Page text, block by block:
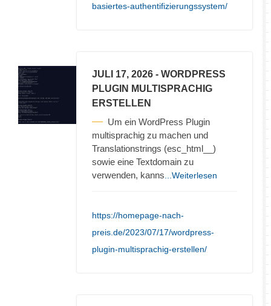
basiertes-authentifizierungssystem/
JULI 17, 2026 - WORDPRESS
PLUGIN MULTISPRACHIG
ERSTELLEN
Um ein WordPress Plugin
multisprachig zu machen und
Translationstrings (esc_html__)
sowie eine Textdomain zu
verwenden, kanns ...Weiterlesen
https://homepage-nach-
preis.de/2023/07/17/wordpress-
plugin-multisprachig-erstellen/